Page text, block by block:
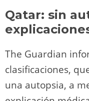
Qatar: sin
The Guardian
clasificaciones,
una autopsia, a